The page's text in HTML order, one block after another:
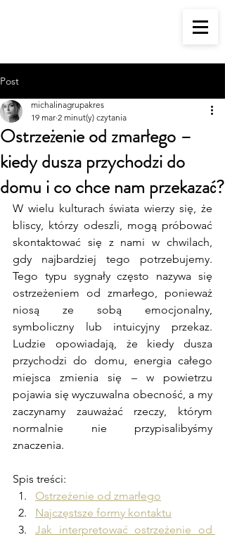
Post
Ostrzeżenie od zmarłego –
kiedy dusza przychodzi do
domu i co chce nam przekazać?
michalinagrupakres
19 mar 2 minut(y) czytania
W wielu kulturach świata wierzy się, że
bliscy, którzy odeszli, mogą próbować
skontaktować się z nami w chwilach,
gdy najbardziej tego potrzebujemy.
Tego typu sygnały często nazywa się
ostrzeżeniem od zmarłego, ponieważ
niosą ze sobą emocjonalny,
symboliczny lub intuicyjny przekaz.
Ludzie opowiadają, że kiedy dusza
przychodzi do domu, energia całego
miejsca zmienia się – w powietrzu
pojawia się wyczuwalna obecność, a my
zaczynamy zauważać rzeczy, którym
normalnie nie przypisalibyśmy
znaczenia.
Spis treści:
Ostrzeżenie od zmarłego
Najczęstsze formy kontaktu
Jak interpretować ostrzeżenie od